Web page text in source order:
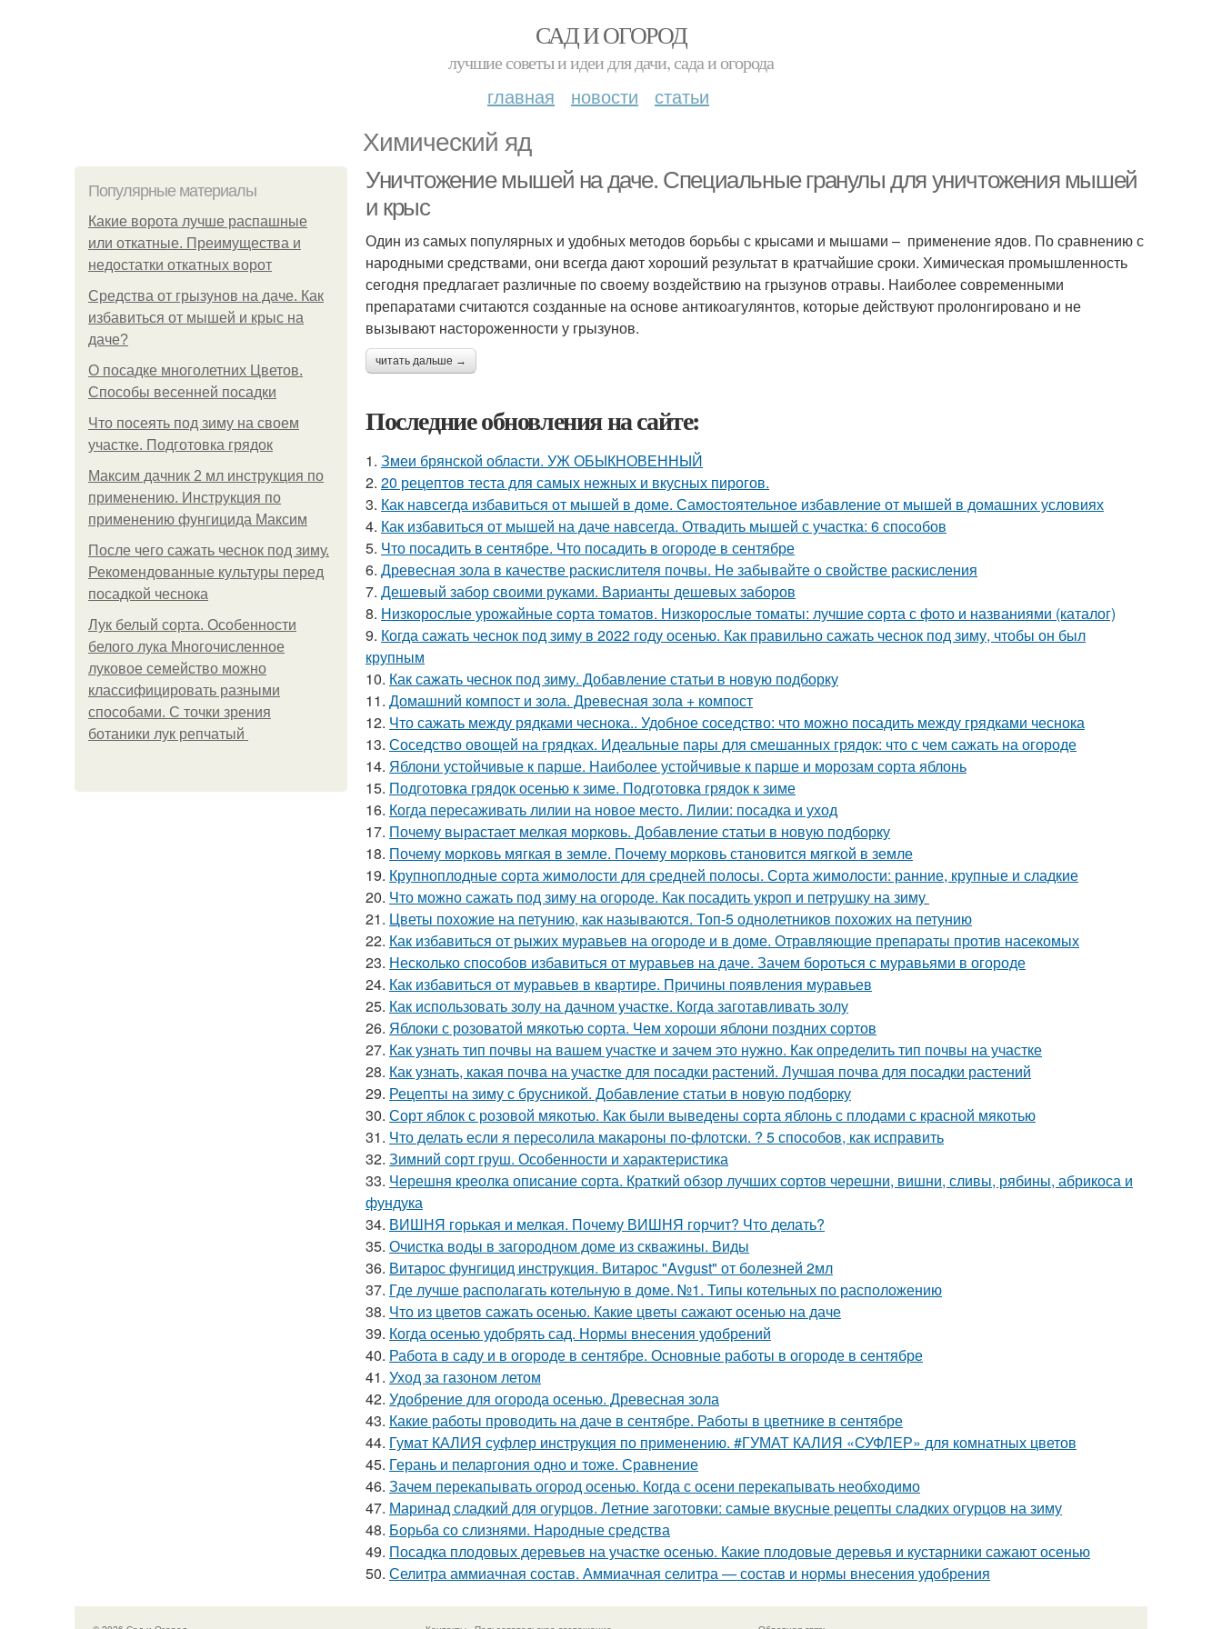
САД И ОГОРОД
лучшие советы и идеи для дачи, сада и огорода
главная новости статьи
Химический яд
Популярные материалы
Какие ворота лучше распашные
или откатные. Преимущества и
недостатки откатных ворот
Средства от грызунов на даче. Как
избавиться от мышей и крыс на
даче?
О посадке многолетних Цветов.
Способы весенней посадки
Что посеять под зиму на своем
участке. Подготовка грядок
Максим дачник 2 мл инструкция по
применению. Инструкция по
применению фунгицида Максим
После чего сажать чеснок под зиму.
Рекомендованные культуры перед
посадкой чеснока
Лук белый сорта. Особенности
белого лука Многочисленное
луковое семейство можно
классифицировать разными
способами. С точки зрения
ботаники лук репчатый
Уничтожение мышей на даче. Специальные гранулы для уничтожения мышей
и крыс
Один из самых популярных и удобных методов борьбы с крысами и мышами – применение ядов. По сравнению с
народными средствами, они всегда дают хороший результат в кратчайшие сроки. Химическая промышленность
сегодня предлагает различные по своему воздействию на грызунов отравы. Наиболее современными
препаратами считаются созданные на основе антикоагулянтов, которые действуют пролонгировано и не
вызывают настороженности у грызунов.
читать дальше →
Последние обновления на сайте:
1. Змеи брянской области. УЖ ОБЫКНОВЕННЫЙ
2. 20 рецептов теста для самых нежных и вкусных пирогов.
3. Как навсегда избавиться от мышей в доме. Самостоятельное избавление от мышей в домашних условиях
4. Как избавиться от мышей на даче навсегда. Отвадить мышей с участка: 6 способов
5. Что посадить в сентябре. Что посадить в огороде в сентябре
6. Древесная зола в качестве раскислителя почвы. Не забывайте о свойстве раскисления
7. Дешевый забор своими руками. Варианты дешевых заборов
8. Низкорослые урожайные сорта томатов. Низкорослые томаты: лучшие сорта с фото и названиями (каталог)
9. Когда сажать чеснок под зиму в 2022 году осенью. Как правильно сажать чеснок под зиму, чтобы он был
крупным
10. Как сажать чеснок под зиму. Добавление статьи в новую подборку
11. Домашний компост и зола. Древесная зола + компост
12. Что сажать между рядками чеснока.. Удобное соседство: что можно посадить между грядками чеснока
13. Соседство овощей на грядках. Идеальные пары для смешанных грядок: что с чем сажать на огороде
14. Яблони устойчивые к парше. Наиболее устойчивые к парше и морозам сорта яблонь
15. Подготовка грядок осенью к зиме. Подготовка грядок к зиме
16. Когда пересаживать лилии на новое место. Лилии: посадка и уход
17. Почему вырастает мелкая морковь. Добавление статьи в новую подборку
18. Почему морковь мягкая в земле. Почему морковь становится мягкой в земле
19. Крупноплодные сорта жимолости для средней полосы. Сорта жимолости: ранние, крупные и сладкие
20. Что можно сажать под зиму на огороде. Как посадить укроп и петрушку на зиму
21. Цветы похожие на петунию, как называются. Топ-5 однолетников похожих на петунию
22. Как избавиться от рыжих муравьев на огороде и в доме. Отравляющие препараты против насекомых
23. Несколько способов избавиться от муравьев на даче. Зачем бороться с муравьями в огороде
24. Как избавиться от муравьев в квартире. Причины появления муравьев
25. Как использовать золу на дачном участке. Когда заготавливать золу
26. Яблоки с розоватой мякотью сорта. Чем хороши яблони поздних сортов
27. Как узнать тип почвы на вашем участке и зачем это нужно. Как определить тип почвы на участке
28. Как узнать, какая почва на участке для посадки растений. Лучшая почва для посадки растений
29. Рецепты на зиму с брусникой. Добавление статьи в новую подборку
30. Сорт яблок с розовой мякотью. Как были выведены сорта яблонь с плодами с красной мякотью
31. Что делать если я пересолила макароны по-флотски. ? 5 способов, как исправить
32. Зимний сорт груш. Особенности и характеристика
33. Черешня креолка описание сорта. Краткий обзор лучших сортов черешни, вишни, сливы, рябины, абрикоса и
фундука
34. ВИШНЯ горькая и мелкая. Почему ВИШНЯ горчит? Что делать?
35. Очистка воды в загородном доме из скважины. Виды
36. Витарос фунгицид инструкция. Витарос "Avgust" от болезней 2мл
37. Где лучше располагать котельную в доме. №1. Типы котельных по расположению
38. Что из цветов сажать осенью. Какие цветы сажают осенью на даче
39. Когда осенью удобрять сад. Нормы внесения удобрений
40. Работа в саду и в огороде в сентябре. Основные работы в огороде в сентябре
41. Уход за газоном летом
42. Удобрение для огорода осенью. Древесная зола
43. Какие работы проводить на даче в сентябре. Работы в цветнике в сентябре
44. Гумат КАЛИЯ суфлер инструкция по применению. #ГУМАТ КАЛИЯ «СУФЛЕР» для комнатных цветов
45. Герань и пеларгония одно и тоже. Сравнение
46. Зачем перекапывать огород осенью. Когда с осени перекапывать необходимо
47. Маринад сладкий для огурцов. Летние заготовки: самые вкусные рецепты сладких огурцов на зиму
48. Борьба со слизнями. Народные средства
49. Посадка плодовых деревьев на участке осенью. Какие плодовые деревья и кустарники сажают осенью
50. Селитра аммиачная состав. Аммиачная селитра — состав и нормы внесения удобрения